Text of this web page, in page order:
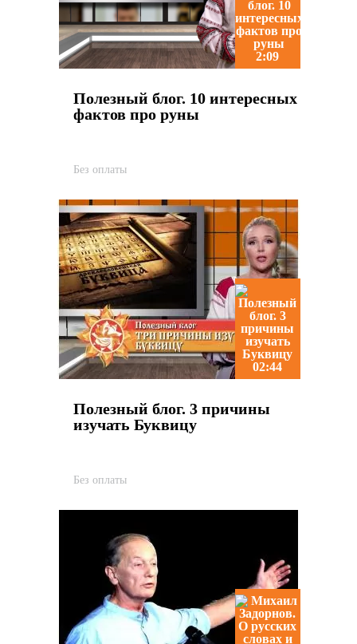
2:09
Полезный блог. 10 интересных
фактов про руны
Без оплаты
02:44
Полезный блог. 3 причины
изучать Буквицу
Без оплаты